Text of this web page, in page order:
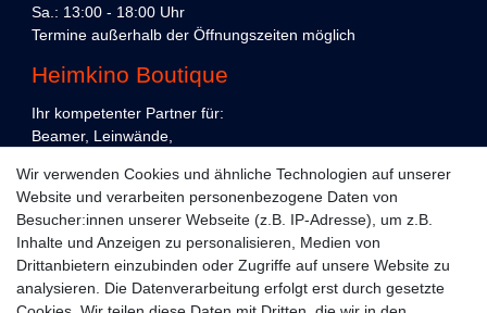
Sa.: 13:00 - 18:00 Uhr
Termine außerhalb der Öffnungszeiten möglich
Heimkino Boutique
Ihr kompetenter Partner für:
Beamer, Leinwände,
Heimkino und Unterhaltungselektronik,
in Köln und Berlin.
Kundenservice
Planung
Wir verwenden Cookies und ähnliche Technologien auf unserer
Website und verarbeiten personenbezogene Daten von
Besucher:innen unserer Webseite (z.B. IP-Adresse), um z.B.
Inhalte und Anzeigen zu personalisieren, Medien von
Drittanbietern einzubinden oder Zugriffe auf unsere Website zu
analysieren. Die Datenverarbeitung erfolgt erst durch gesetzte